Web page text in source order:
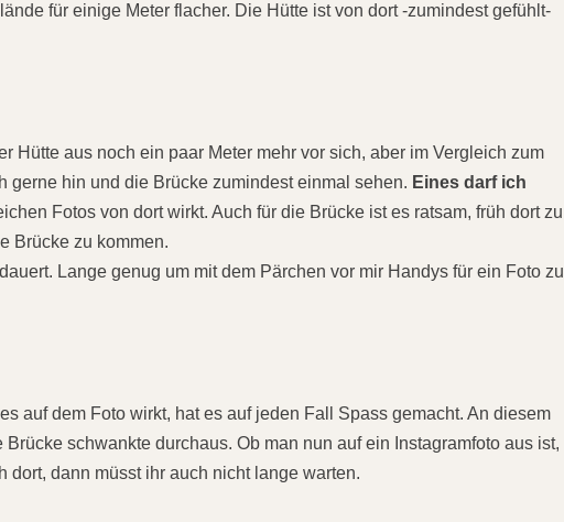
für einige Meter flacher. Die Hütte ist von dort -zumindest gefühlt-
Hütte aus noch ein paar Meter mehr vor sich, aber im Vergleich zum
hin und die Brücke zumindest einmal sehen. Eines darf ich
Fotos von dort wirkt. Auch für die Brücke ist es ratsam, früh dort zu
Brücke zu kommen.
Lange genug um mit dem Pärchen vor mir Handys für ein Foto zu
auf dem Foto wirkt, hat es auf jeden Fall Spass gemacht. An diesem
schwankte durchaus. Ob man nun auf ein Instagramfoto aus ist,
dort, dann müsst ihr auch nicht lange warten.